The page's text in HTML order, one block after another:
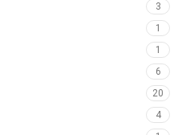
3
1
1
6
20
4